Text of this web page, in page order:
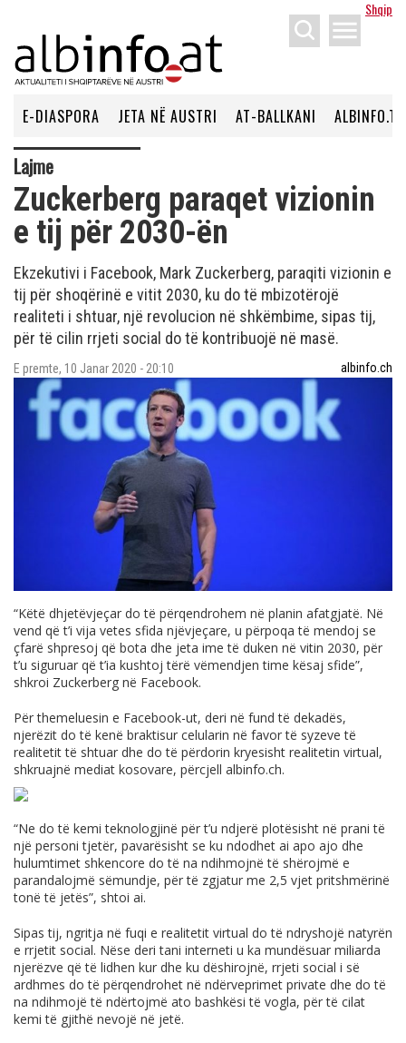
Shqip
menu
E-DIASPORA JETA NË AUSTRI AT-BALLKANI ALBINFO.TV
Lajme
Zuckerberg paraqet vizionin
e tij për 2030-ën
Ekzekutivi i Facebook, Mark Zuckerberg, paraqiti vizionin e
tij për shoqërinë e vitit 2030, ku do të mbizotërojë
realiteti i shtuar, një revolucion në shkëmbime, sipas tij,
për të cilin rrjeti social do të kontribuojë në masë.
E premte, 10 Janar 2020 - 20:10 albinfo.ch
“Këtë dhjetëvjeçar do të përqendrohem në planin afatgjatë. Në
vend që t’i vija vetes sfida njëvjeçare, u përpoqa të mendoj se
çfarë shpresoj që bota dhe jeta ime të duken në vitin 2030, për
t’u siguruar që t’ia kushtoj tërë vëmendjen time kësaj sfide”,
shkroi Zuckerberg në Facebook.
Për themeluesin e Facebook-ut, deri në fund të dekadës,
njerëzit do të kenë braktisur celularin në favor të syzeve të
realitetit të shtuar dhe do të përdorin kryesisht realitetin virtual,
shkruajnë mediat kosovare, përcjell albinfo.ch.
“Ne do të kemi teknologjinë për t’u ndjerë plotësisht në prani të
një personi tjetër, pavarësisht se ku ndodhet ai apo ajo dhe
hulumtimet shkencore do të na ndihmojnë të shërojmë e
parandalojmë sëmundje, për të zgjatur me 2,5 vjet pritshmërinë
tonë të jetës”, shtoi ai.
Sipas tij, ngritja në fuqi e realitetit virtual do të ndryshojë natyrën
e rrjetit social. Nëse deri tani interneti u ka mundësuar miliarda
njerëzve që të lidhen kur dhe ku dëshirojnë, rrjeti social i së
ardhmes do të përqendrohet në ndërveprimet private dhe do të
na ndihmojë të ndërtojmë ato bashkësi të vogla, për të cilat
kemi të gjithë nevojë në jetë.